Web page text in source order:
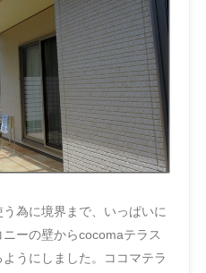
為に境界まで、いっぱいに
ーの壁からcocomaテラス
うにしました。ココマテラ